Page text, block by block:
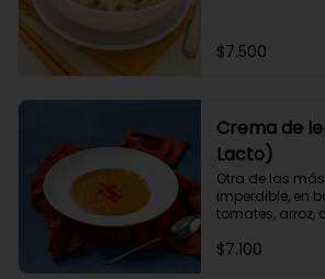
de 400 grs.
$7.500
Crema de
Lacto)
Otra de las
imperdible, en
tomates, arroz,
Porción
de 400 grs.
$7.100